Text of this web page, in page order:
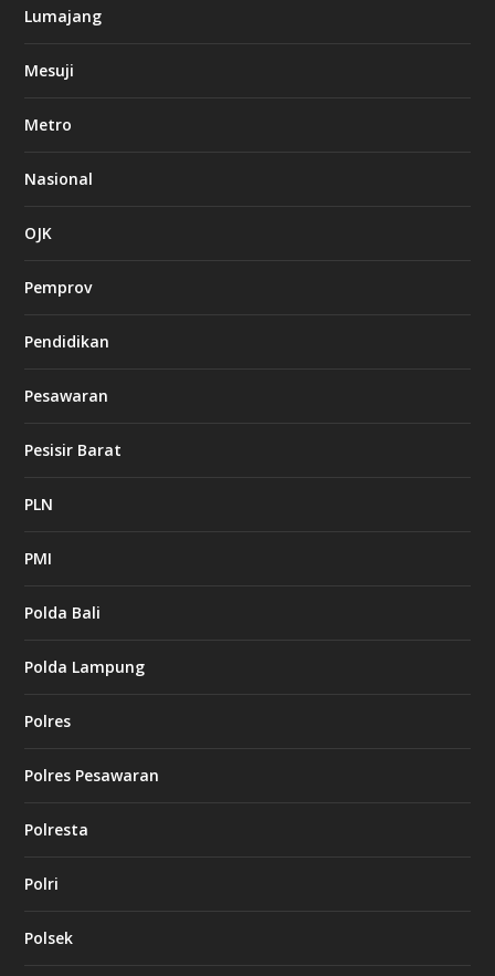
Lumajang
Mesuji
Metro
Nasional
OJK
Pemprov
Pendidikan
Pesawaran
Pesisir Barat
PLN
PMI
Polda Bali
Polda Lampung
Polres
Polres Pesawaran
Polresta
Polri
Polsek